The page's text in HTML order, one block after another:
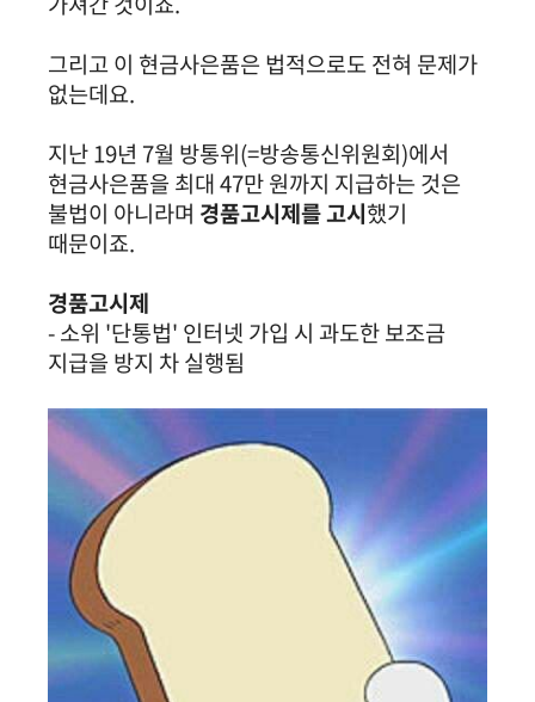
그리고 이 현금사은품은 법적으로도 전혀 문제가
없는데요.
지난 19년 7월 방통위(=방송통신위원회)에서
현금사은품을 최대 47만 원까지 지급하는 것은
불법이 아니라며 경품고시제를 고시했기
때문이죠.
경품고시제
- 소위 '단통법' 인터넷 가입 시 과도한 보조금
지급을 방지 차 실행됨